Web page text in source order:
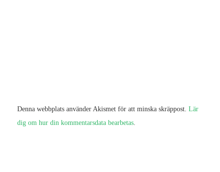
Denna webbplats använder Akismet för att minska skräppost. Lär
dig om hur din kommentarsdata bearbetas